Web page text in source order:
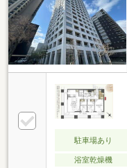
駐車場あり
浴室乾燥機